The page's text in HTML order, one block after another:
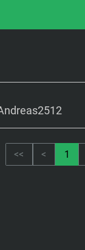
<< < 1